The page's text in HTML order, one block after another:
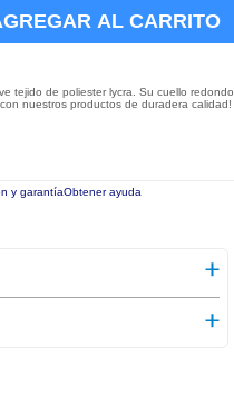
AL CARRITO
tejido de poliester lycra. Su cuello
nuestros productos de duradera calidad!
y garantíaObtener ayuda